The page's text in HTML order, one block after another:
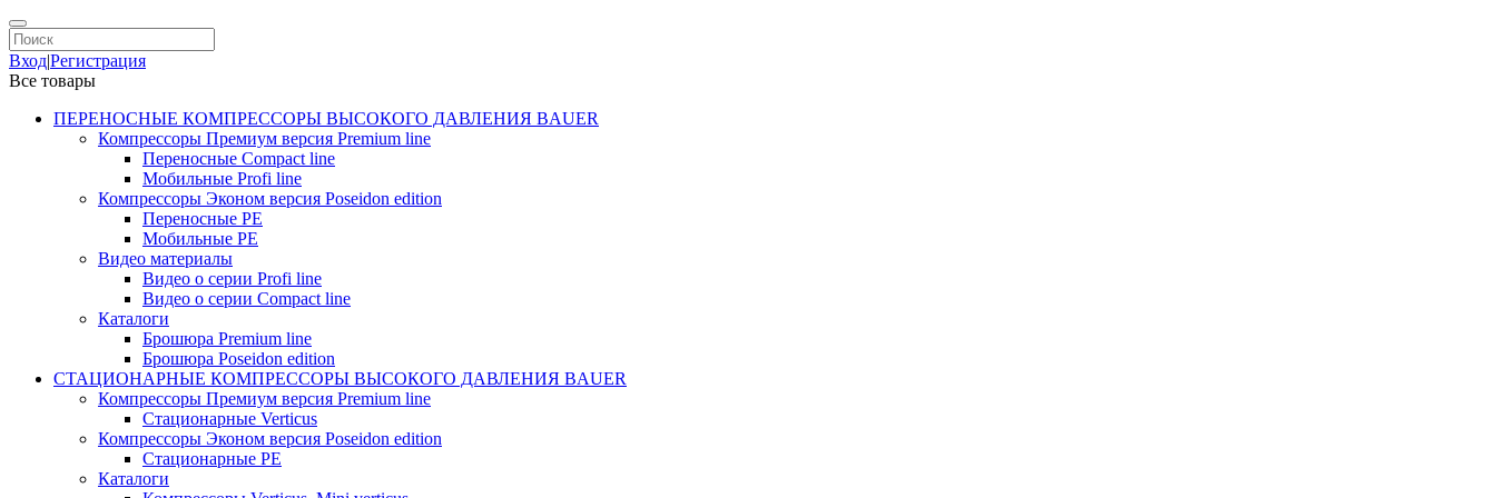
Вход|Регистрация
Все товары
ПЕРЕНОСНЫЕ КОМПРЕССОРЫ ВЫСОКОГО ДАВЛЕНИЯ BAUER
Компрессоры Премиум версия Premium line
Переносные Compact line
Мобильные Profi line
Компрессоры Эконом версия Poseidon edition
Переносные PE
Мобильные PE
Видео материалы
Видео о серии Profi line
Видео о серии Compact line
Каталоги
Брошюра Premium line
Брошюра Poseidon edition
СТАЦИОНАРНЫЕ КОМПРЕССОРЫ ВЫСОКОГО ДАВЛЕНИЯ BAUER
Компрессоры Премиум версия Premium line
Стационарные Verticus
Компрессоры Эконом версия Poseidon edition
Стационарные PE
Каталоги